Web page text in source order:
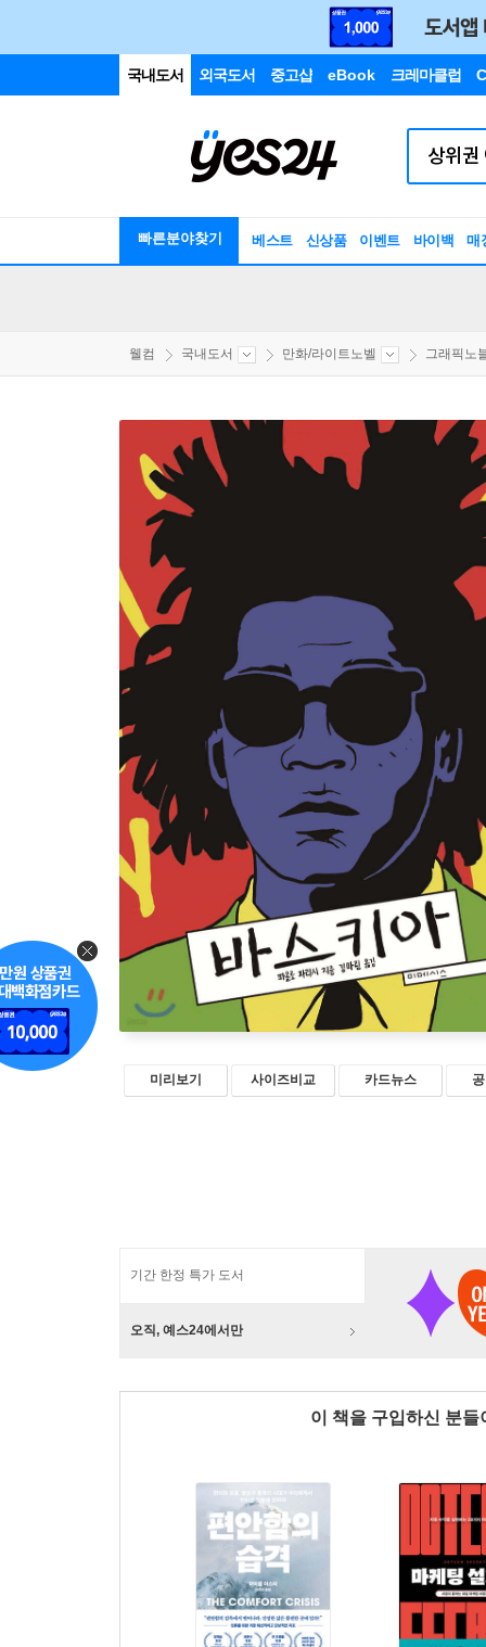
국내도서 외국도서 중고샵 eBook 크레마클럽
빠른분야찾기 베스트 신상품 이벤트 바이백 매
웰컴 국내도서 만화/라이트노벨 그래픽노
미리보기 사이즈비교 카드뉴스
기간 한정 특가 도서
오직, 예스24에서만
이 책을 구입하신 분